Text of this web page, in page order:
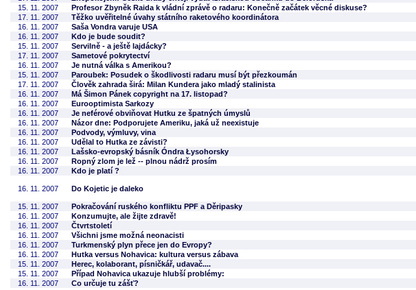
15. 11. 2007
Profesor Zbyněk Raida k vládní zprávě o radaru: Konečně začátek věcné diskuse?
17. 11. 2007
Těžko uvěřitelné úvahy státního raketového koordinátora
16. 11. 2007
Saša Vondra varuje USA
16. 11. 2007
Kdo je bude soudit?
15. 11. 2007
Servilně - a ještě lajdácky?
17. 11. 2007
Sametové pokrytectví
16. 11. 2007
Je nutná válka s Amerikou?
15. 11. 2007
Paroubek: Posudek o škodlivosti radaru musí být přezkoumán
17. 11. 2007
Člověk zahrada širá: Milan Kundera jako mladý stalinista
16. 11. 2007
Má Šimon Pánek copyright na 17. listopad?
16. 11. 2007
Eurooptimista Sarkozy
16. 11. 2007
Je neférové obviňovat Hutku ze špatných úmyslů
16. 11. 2007
Názor dne: Podporujete Ameriku, jaká už neexistuje
16. 11. 2007
Podvody, výmluvy, vina
16. 11. 2007
Udělal to Hutka ze závisti?
16. 11. 2007
Lašsko-evropský básník Óndra Łysohorsky
16. 11. 2007
Ropný zlom je lež -- plnou nádrž prosím
16. 11. 2007
Kdo je platí ?
16. 11. 2007 Do Kojetic je daleko
15. 11. 2007
Pokračování ruského konfliktu PPF a Děripasky
16. 11. 2007
Konzumujte, ale žijte zdravě!
16. 11. 2007
Čtvrtstoletí
16. 11. 2007
Všichni jsme možná neonacisti
16. 11. 2007
Turkmenský plyn přece jen do Evropy?
16. 11. 2007
Hutka versus Nohavica: kultura versus zábava
15. 11. 2007
Herec, kolaborant, písničkář, udavač....
15. 11. 2007
Případ Nohavica ukazuje hlubší problémy:
16. 11. 2007
Co určuje tu zášť?